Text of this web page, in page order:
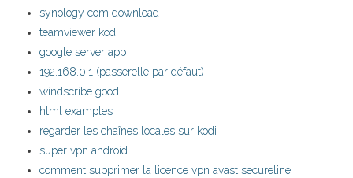
synology com download
teamviewer kodi
google server app
192.168.0.1 (passerelle par défaut)
windscribe good
html examples
regarder les chaînes locales sur kodi
super vpn android
comment supprimer la licence vpn avast secureline